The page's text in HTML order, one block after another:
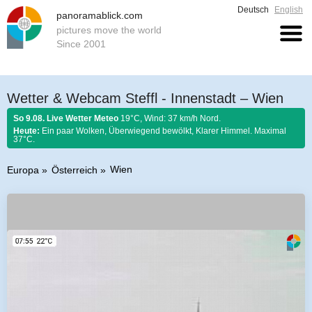
panoramablick.com
pictures move the world
Since 2001
Deutsch English
Wetter & Webcam Steffl - Innenstadt – Wien
So 9.08. Live Wetter Meteo 19°C, Wind: 37 km/h Nord.
Heute: Ein paar Wolken, Überwiegend bewölkt, Klarer Himmel. Maximal
37°C.
Europa Österreich Wien